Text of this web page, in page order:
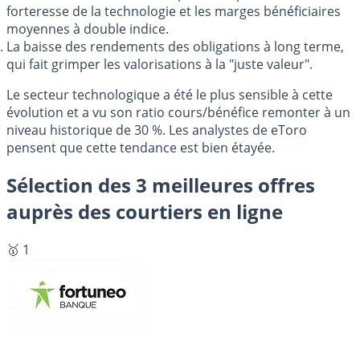
forteresse de la technologie et les marges bénéficiaires
moyennes à double indice.
La baisse des rendements des obligations à long terme,
qui fait grimper les valorisations à la "juste valeur".
Le secteur technologique a été le plus sensible à cette
évolution et a vu son ratio cours/bénéfice remonter à un
niveau historique de 30 %. Les analystes de eToro
pensent que cette tendance est bien étayée.
Sélection des 3 meilleures offres
auprès des courtiers en ligne
🥇 1